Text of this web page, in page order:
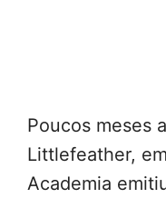
Poucos meses
Littlefeather,
Academia